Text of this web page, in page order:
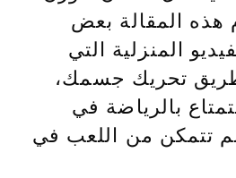
هذه المقالة بعض
المنزلية التي
تحريك جسمك،
بالرياضة في
تتمكن من اللعب في